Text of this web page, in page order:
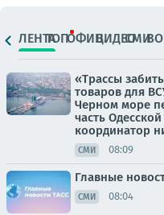
ЛЕНТАТОПОФИЦ.ВИДЕОСМИ
«Трассы
товаров для
Черном море
часть
координатор
СМИ 08:09
Главные
СМИ 08:04